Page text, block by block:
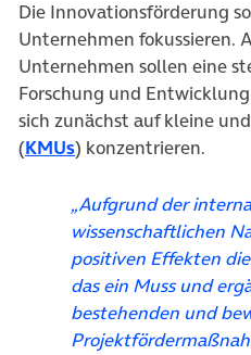
Die Innovationsförderung
Unternehmen fokussieren.
Unternehmen sollen eine
Forschung und
sich zunächst auf kleine
(KMUs(öffnet in neuem Tab)
) konzentrieren.
„Aufgrund der
wissenschaftlichen
positiven Effekten
das ein Muss und
bestehenden und